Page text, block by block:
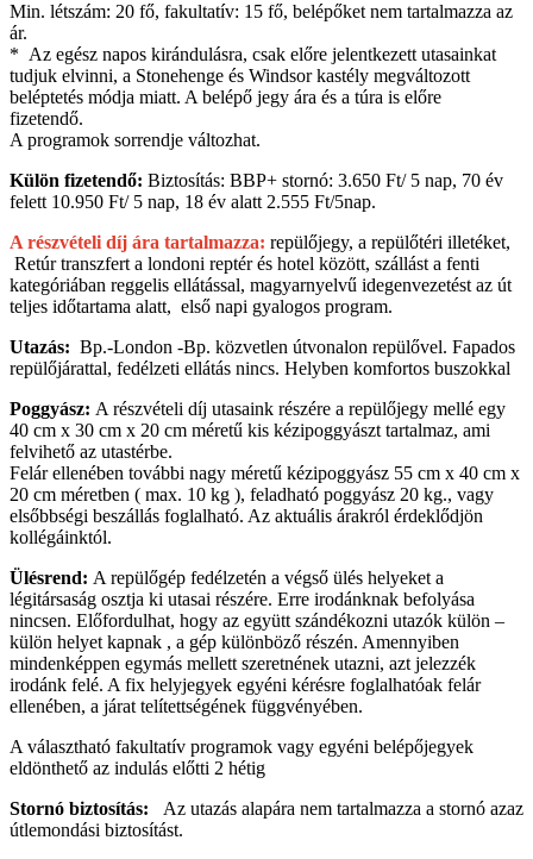
Min. létszám: 20 fő, fakultatív: 15 fő, belépőket nem tartalmazza az
ár.
* Az egész napos kirándulásra, csak előre jelentkezett utasainkat
tudjuk elvinni, a Stonehenge és Windsor kastély megváltozott
beléptetés módja miatt. A belépő jegy ára és a túra is előre
fizetendő.
A programok sorrendje változhat.
Külön fizetendő: Biztosítás: BBP+ stornó: 3.650 Ft/ 5 nap, 70 év
felett 10.950 Ft/ 5 nap, 18 év alatt 2.555 Ft/5nap.
A részvételi díj ára tartalmazza: repülőjegy, a repülőtéri illetéket,
Retúr transzfert a londoni reptér és hotel között, szállást a fenti
kategóriában reggelis ellátással, magyarnyelvű idegenvezetést az út
teljes időtartama alatt, első napi gyalogos program.
Utazás: Bp.-London -Bp. közvetlen útvonalon repülővel. Fapados
repülőjárattal, fedélzeti ellátás nincs. Helyben komfortos buszokkal
Poggyász: A részvételi díj utasaink részére a repülőjegy mellé egy
40 cm x 30 cm x 20 cm méretű kis kézipoggyászt tartalmaz, ami
felvihető az utastérbe.
Felár ellenében további nagy méretű kézipoggyász 55 cm x 40 cm x
20 cm méretben ( max. 10 kg ), feladható poggyász 20 kg., vagy
elsőbbségi beszállás foglalható. Az aktuális árakról érdeklődjön
kollégáinktól.
Ülésrend: A repülőgép fedélzetén a végső ülés helyeket a
légitársaság osztja ki utasai részére. Erre irodánknak befolyása
nincsen. Előfordulhat, hogy az együtt szándékozni utazók külön –
külön helyet kapnak , a gép különböző részén. Amennyiben
mindenképpen egymás mellett szeretnének utazni, azt jelezzék
irodánk felé. A fix helyjegyek egyéni kérésre foglalhatóak felár
ellenében, a járat telítettségének függvényében.
A választható fakultatív programok vagy egyéni belépőjegyek
eldönthető az indulás előtti 2 hétig
Stornó biztosítás: Az utazás alapára nem tartalmazza a stornó azaz
útlemondási biztosítást.